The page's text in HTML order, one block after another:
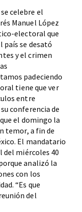
celebre el
Manuel López
electoral que
país se desató
y el crimen
padeciendo
tiene que ver
entre
conferencia de
el domingo la
temor, a fin de
El mandatario
miércoles 40
analizó la
con los
“Es que
del